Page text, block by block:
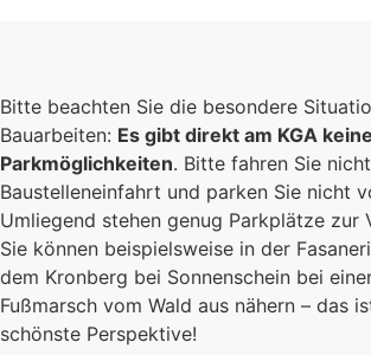
Bitte beachten Sie die besondere
Bauarbeiten: Es gibt direkt am KGA keine
Parkmöglichkeiten. Bitte fahren Sie
Baustelleneinfahrt und parken Sie nicht
Umliegend stehen genug Parkplätze zur
Sie können beispielsweise in der
dem Kronberg bei Sonnenschein bei
Fußmarsch vom Wald aus nähern – das
schönste Perspektive!